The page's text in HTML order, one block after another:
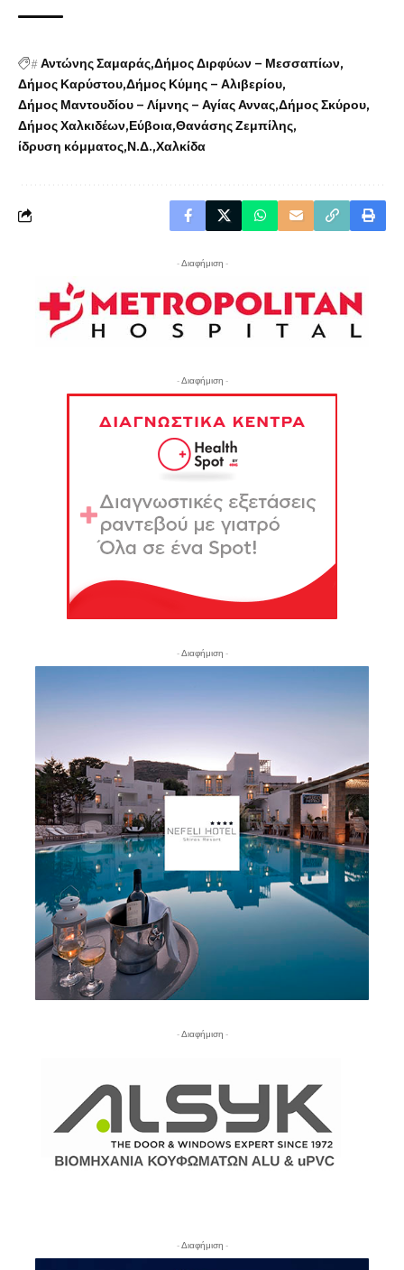
#Αντώνης Σαμαράς Δήμος Διρφύων – Μεσσαπίων
Δήμος Καρύστου Δήμος Κύμης – Αλιβερίου
Δήμος Μαντουδίου – Λίμνης – Αγίας Αννας Δήμος Σκύρου
Δήμος Χαλκιδέων Εύβοια Θανάσης Ζεμπίλης
ίδρυση κόμματος Ν.Δ. Χαλκίδα
- Διαφήμιση -
- Διαφήμιση -
- Διαφήμιση -
- Διαφήμιση -
- Διαφήμιση -